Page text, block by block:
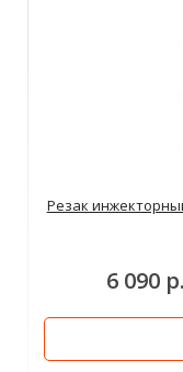
Резак
6 090 р.